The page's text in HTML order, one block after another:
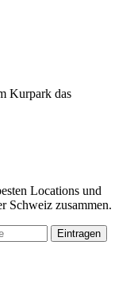
Kurpark das
Locations und
Schweiz zusammen.
Eintragen